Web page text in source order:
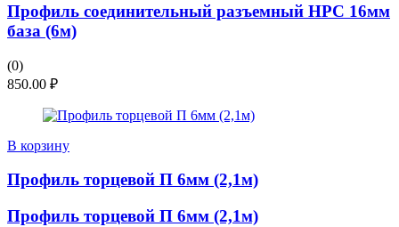
Профиль соединительный разъемный НРС 16мм
база (6м)
(0)
850.00 ₽
В корзину
Профиль торцевой П 6мм (2,1м)
Профиль торцевой П 6мм (2,1м)